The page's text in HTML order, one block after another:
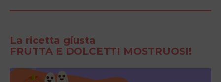
La ricetta giusta
FRUTTA E DOLCETTI MOSTRUOSI!